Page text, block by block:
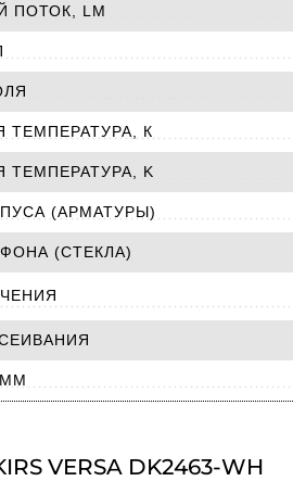
ПОТОК, LM
ТЕМПЕРАТУРА, К
ТЕМПЕРАТУРА, K
(АРМАТУРЫ)
(СТЕКЛА)
VERSA DK2463-WH